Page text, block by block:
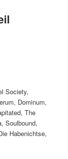
Society,
Dominum,
The
Soulbound,
Habenichtse,